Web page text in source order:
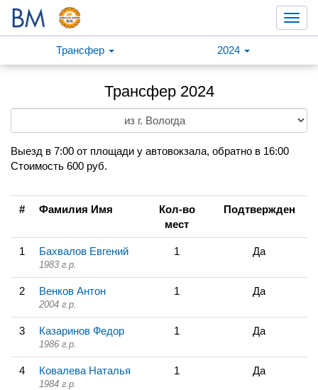
Трансфер
2024
Трансфер 2024
Выезд в 7:00 от площади у автовокзала, обратно в 16:00
Стоимость 600 руб.
# Фамилия Имя
Кол-во
мест
Подтвержден
1 Бахвалов Евгений
1983 г.р.
1 Да
2 Венков Антон
2004 г.р.
1 Да
3 Казаринов Федор
1986 г.р.
1 Да
4 Ковалева Наталья
1984 г.р.
1 Да